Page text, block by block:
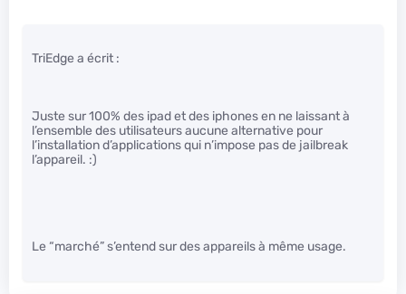
TriEdge a écrit :
Juste sur 100% des ipad et des iphones en ne laissant à
l’ensemble des utilisateurs aucune alternative pour
l’installation d’applications qui n’impose pas de jailbreak
l’appareil. :)
Le “marché” s’entend sur des appareils à même usage.